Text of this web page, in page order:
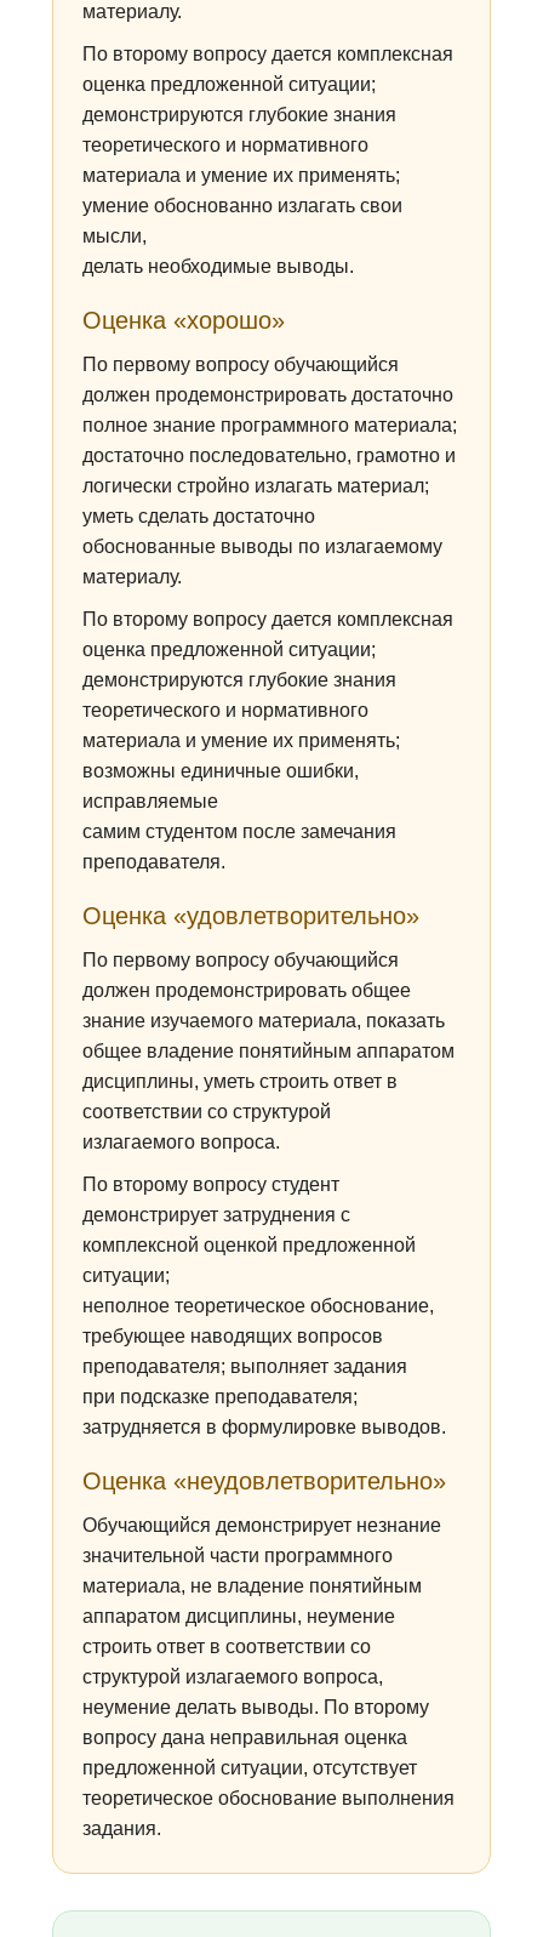
материалу.
По второму вопросу дается комплексная
оценка предложенной ситуации;
демонстрируются глубокие знания
теоретического и нормативного
материала и умение их применять;
умение обоснованно излагать свои
мысли,
делать необходимые выводы.
Оценка «хорошо»
По первому вопросу обучающийся
должен продемонстрировать достаточно
полное знание программного материала;
достаточно последовательно, грамотно и
логически стройно излагать материал;
уметь сделать достаточно
обоснованные выводы по излагаемому
материалу.
По второму вопросу дается комплексная
оценка предложенной ситуации;
демонстрируются глубокие знания
теоретического и нормативного
материала и умение их применять;
возможны единичные ошибки,
исправляемые
самим студентом после замечания
преподавателя.
Оценка «удовлетворительно»
По первому вопросу обучающийся
должен продемонстрировать общее
знание изучаемого материала, показать
общее владение понятийным аппаратом
дисциплины, уметь строить ответ в
соответствии со структурой
излагаемого вопроса.
По второму вопросу студент
демонстрирует затруднения с
комплексной оценкой предложенной
ситуации;
неполное теоретическое обоснование,
требующее наводящих вопросов
преподавателя; выполняет задания
при подсказке преподавателя;
затрудняется в формулировке выводов.
Оценка «неудовлетворительно»
Обучающийся демонстрирует незнание
значительной части программного
материала, не владение понятийным
аппаратом дисциплины, неумение
строить ответ в соответствии со
структурой излагаемого вопроса,
неумение делать выводы. По второму
вопросу дана неправильная оценка
предложенной ситуации, отсутствует
теоретическое обоснование выполнения
задания.